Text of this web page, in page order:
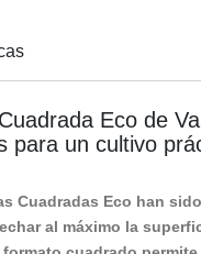
Eco de
para un cultivo
Cuadradas Eco han
al máximo la